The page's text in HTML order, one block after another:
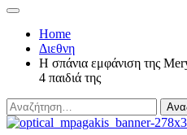
Home
Διεθνη
Η σπάνια εμφάνιση της
4 παιδιά της
Αναζήτηση
για: